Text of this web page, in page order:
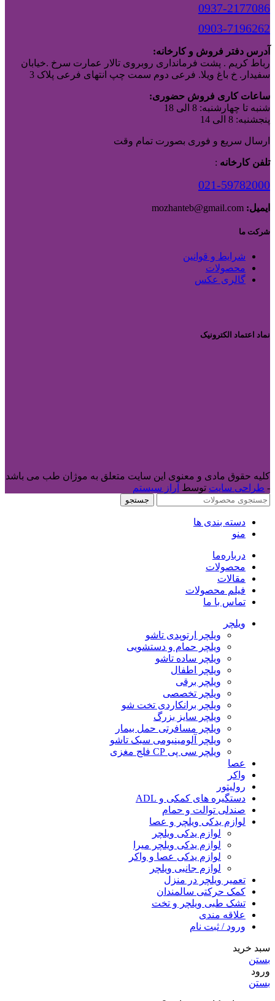
0937-2177086
0903-7196262
آدرس دفتر فروش و کارخانه:
رباط کریم . پشت فرمانداری روبروی تالار عمارت سرخ .خیابان
سفیدار. خ باغ ویلا. فرعی دوم سمت چپ انتهای فرعی پلاک 3
ساعات کاری فروش حضوری:
شنبه تا چهارشنبه: 8 الی 18
پنجشنبه: 8 الی 14
ارسال سریع و فوری بصورت تمام وقت
تلفن کارخانه :
021-59782000
ایمیل:
شرکت ما
شرایط و قوانین
محصولات
گالری عکس
نماد اعتماد الکترونیک
کلیه حقوق مادی و معنوی این سایت متعلق به موژان طب می باشد
- طراحی سایت توسط آراز سیستم
جستجو
دسته بندی ها
منو
درباره‌ما
محصولات
مقالات
فیلم محصولات
تماس با ما
ویلچر
ویلچر ارتوپدی تاشو
ویلچر حمام و دستشویی
ویلچر ساده تاشو
ویلچر اطفال
ویلچر برقی
ویلچر تخصصی
ویلچر برانکاردی تخت شو
ویلچر سایز بزرگ
ویلچر مسافرتی حمل بیمار
ویلچر آلومینیومی سبک تاشو
ویلچر سی پی CP فلج مغزی
عصا
واکر
رولیتور
دستگیره های کمکی و ADL
صندلی توالت و حمام
لوازم یدکی ویلچر و عصا
لوازم یدکی ویلچر
لوازم یدکی ویلچر میرا
لوازم یدکی عصا و واکر
لوازم جانبی ویلچر
تعمیر ویلچر در منزل
کمک حرکتی سالمندان
تشک طبی ویلچر و تخت
علاقه مندی
ورود / ثبت نام
سبد خرید
بستن
ورود
بستن